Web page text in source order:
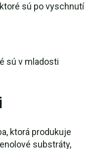
sú po vyschnutí
sú v mladosti
ktorá produkuje
substráty,